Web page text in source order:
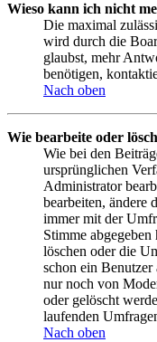
Wieso kann ich nicht
Die maximal
wird durch die
glaubst, mehr
benötigen,
Nach oben
Wie bearbeite oder
Wie bei den
ursprünglichen
Administrator
bearbeiten, ändere
immer mit der
Stimme
löschen oder die
schon ein
nur noch von
oder gelöscht
laufenden
Nach oben